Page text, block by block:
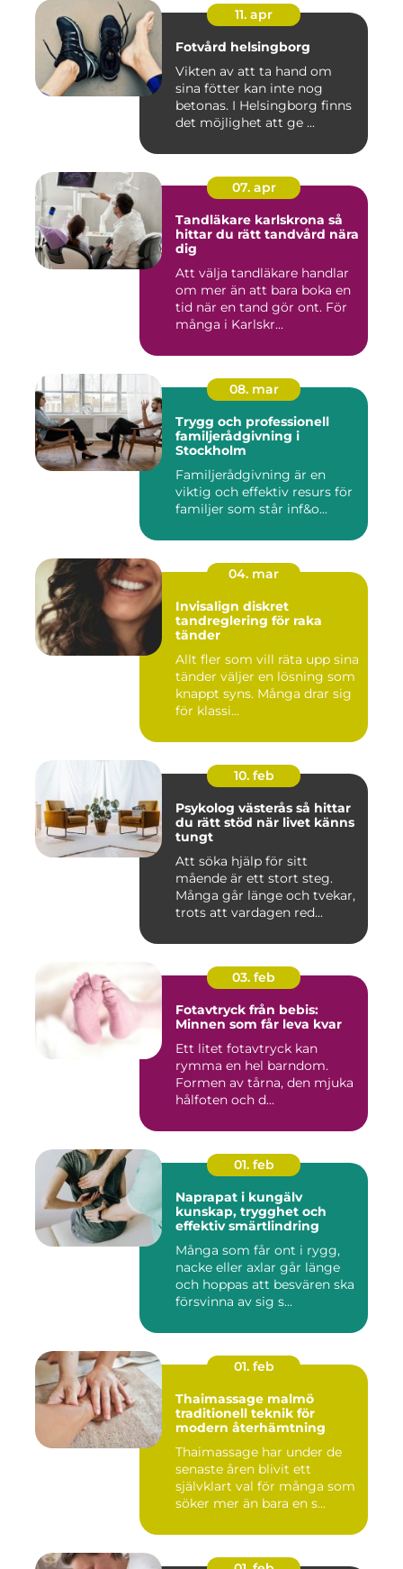
11. apr
Fotvård helsingborg
Vikten av att ta hand om
sina fötter kan inte nog
betonas. I Helsingborg finns
det möjlighet att ge ...
07. apr
Tandläkare karlskrona så
hittar du rätt tandvård nära
dig
Att välja tandläkare handlar
om mer än att bara boka en
tid när en tand gör ont. För
många i Karlskr...
08. mar
Trygg och professionell
familjerådgivning i
Stockholm
Familjerådgivning är en
viktig och effektiv resurs för
familjer som står inf&o...
04. mar
Invisalign diskret
tandreglering för raka
tänder
Allt fler som vill räta upp sina
tänder väljer en lösning som
knappt syns. Många drar sig
för klassi...
10. feb
Psykolog västerås så hittar
du rätt stöd när livet känns
tungt
Att söka hjälp för sitt
mående är ett stort steg.
Många går länge och tvekar,
trots att vardagen red...
03. feb
Fotavtryck från bebis:
Minnen som får leva kvar
Ett litet fotavtryck kan
rymma en hel barndom.
Formen av tårna, den mjuka
hålfoten och d...
01. feb
Naprapat i kungälv
kunskap, trygghet och
effektiv smärtlindring
Många som får ont i rygg,
nacke eller axlar går länge
och hoppas att besvären ska
försvinna av sig s...
01. feb
Thaimassage malmö
traditionell teknik för
modern återhämtning
Thaimassage har under de
senaste åren blivit ett
självklart val för många som
söker mer än bara en s...